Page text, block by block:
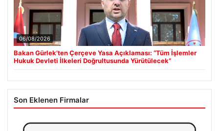
06/08/2026
Bakan Gürlek’ten Çerçeve Yasa Açıklaması: “Tüm İşlemler
Hukuk Devleti İlkeleri Doğrultusunda Yürütülecek”
Son Eklenen Firmalar